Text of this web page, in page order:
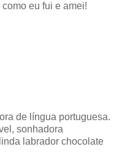
eu fui e amei!
de língua portuguesa.
sonhadora
labrador chocolate